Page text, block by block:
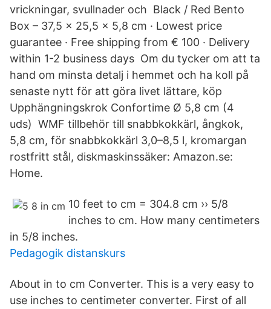
vrickningar, svullnader och Black / Red Bento
Box – 37,5 x 25,5 x 5,8 cm · Lowest price
guarantee · Free shipping from € 100 · Delivery
within 1-2 business days Om du tycker om att ta
hand om minsta detalj i hemmet och ha koll på
senaste nytt för att göra livet lättare, köp
Upphängningskrok Confortime Ø 5,8 cm (4
uds) WMF tillbehör till snabbkokkärl, ångkok,
5,8 cm, för snabbkokkärl 3,0–8,5 l, kromargan
rostfritt stål, diskmaskinssäker: Amazon.se:
Home.
10 feet to cm = 304.8 cm ›› 5/8
inches to cm. How many centimeters
in 5/8 inches.
Pedagogik distanskurs
About in to cm Converter. This is a very easy to
use inches to centimeter converter. First of all